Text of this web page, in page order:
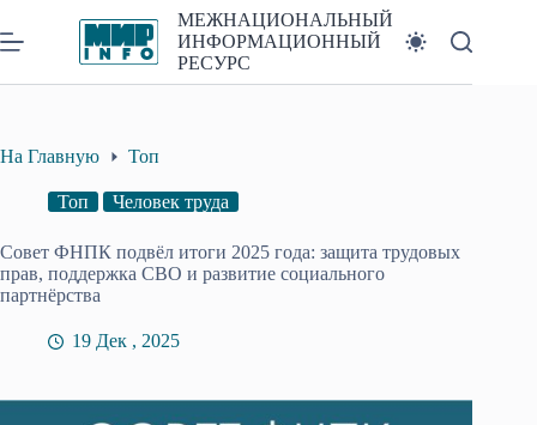
к
сути
МЕЖНАЦИОНАЛЬНЫЙ
ИНФОРМАЦИОННЫЙ
РЕСУРС
На Главную Топ
Топ Человек труда
Совет ФНПК подвёл итоги 2025 года: защита трудовых
прав, поддержка СВО и развитие социального
партнёрства
19 Дек , 2025